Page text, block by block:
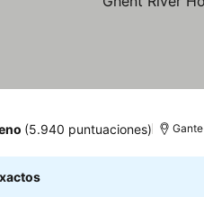
(5.940 puntuaciones) Gante